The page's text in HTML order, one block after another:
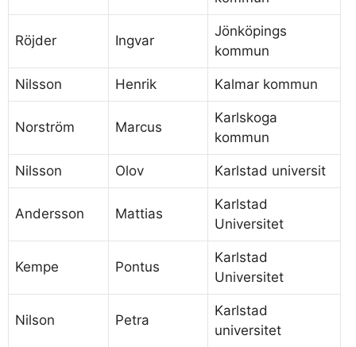
Röjder Ingvar
Jönköpings
kommun
Nilsson Henrik Kalmar kommun
Norström Marcus
Karlskoga
kommun
Nilsson Olov Karlstad universit
Andersson Mattias
Karlstad
Universitet
Kempe Pontus
Karlstad
Universitet
Nilson Petra
Karlstad
universitet